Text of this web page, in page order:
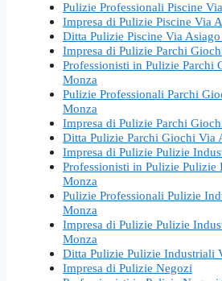
Pulizie Professionali Piscine
Impresa di Pulizie Piscine Via
Ditta Pulizie Piscine Via
Impresa di Pulizie Parchi
Professionisti in Pulizie Parchi
Monza
Pulizie Professionali Parchi
Monza
Impresa di Pulizie Parchi
Ditta Pulizie Parchi Giochi Via
Impresa di Pulizie Pulizie
Professionisti in Pulizie Pulizie
Monza
Pulizie Professionali Pulizie
Monza
Impresa di Pulizie Pulizie
Monza
Ditta Pulizie Pulizie Industriali
Impresa di Pulizie Negozi